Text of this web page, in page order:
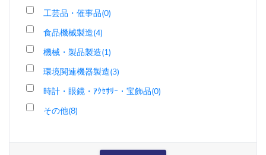
工芸品・催事品(0)
食品機械製造(4)
機械・製品製造(1)
環境関連機器製造(3)
時計・眼鏡・ｱｸｾｻﾘｰ・宝飾品(0)
その他(8)